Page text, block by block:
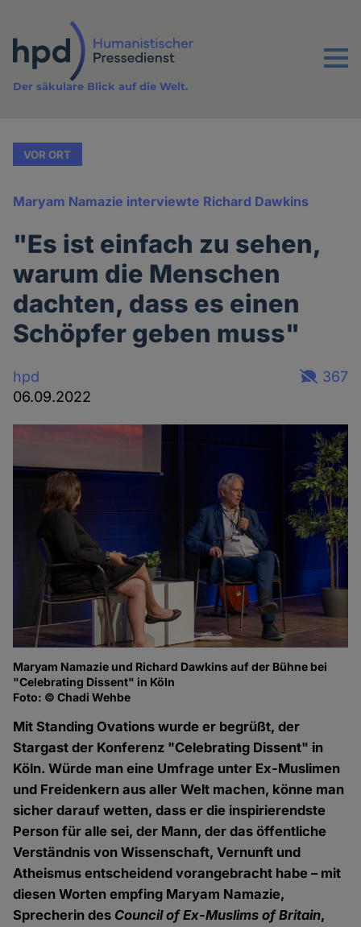
Inhalt
Menu
Der säkulare Blick auf die Welt.
VOR ORT
Maryam Namazie interviewte Richard Dawkins
"Es ist einfach zu sehen,
warum die Menschen
dachten, dass es einen
Schöpfer geben muss"
hpd
06.09.2022
367
Maryam Namazie und Richard Dawkins auf der Bühne bei
"Celebrating Dissent" in Köln
Foto: © Chadi Wehbe
Mit Standing Ovations wurde er begrüßt, der
Stargast der Konferenz "Celebrating Dissent" in
Köln. Würde man eine Umfrage unter Ex-Muslimen
und Freidenkern aus aller Welt machen, könne man
sicher darauf wetten, dass er die inspirierendste
Person für alle sei, der Mann, der das öffentliche
Verständnis von Wissenschaft, Vernunft und
Atheismus entscheidend vorangebracht habe – mit
diesen Worten empfing Maryam Namazie,
Sprecherin des Council of Ex-Muslims of Britain,